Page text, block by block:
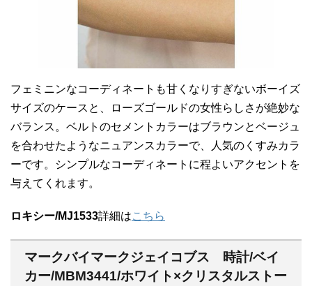
フェミニンなコーディネートも甘くなりすぎないボーイズ
サイズのケースと、ローズゴールドの女性らしさが絶妙な
バランス。ベルトのセメントカラーはブラウンとベージュ
を合わせたようなニュアンスカラーで、人気のくすみカラ
ーです。シンプルなコーディネートに程よいアクセントを
与えてくれます。
ロキシー/MJ1533詳細はこちら
マークバイマークジェイコブス 時計/ベイ
カー/MBM3441/ホワイト×クリスタルストー